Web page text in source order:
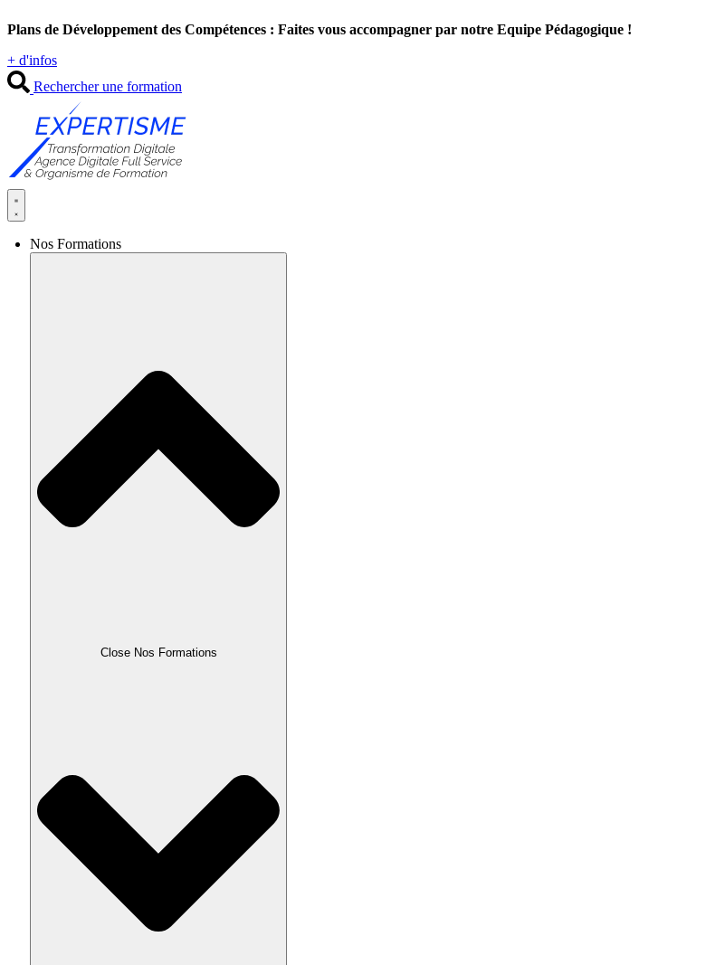
au
Plans de Développement des Compétences : Faites vous accompagner par notre Equipe Pédagogique !
+ d'infos
Rechercher une formation
Nos Formations
Close Nos Formations